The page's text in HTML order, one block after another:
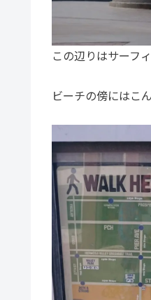
この辺りはサーフ
ビーチの傍にはこ